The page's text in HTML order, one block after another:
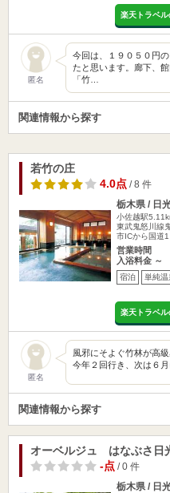
楽天トラベ
匿名
今回は、１９０５０円
たと思います。廊下、
「竹…
関連情報から探す
若竹の庄
4.0点/ 8 件
栃木県 / 日
小佐越駅
東武鬼怒川線
市ICから国道
営業時間
入浴料金 ～
宿泊 単純
楽天トラベ
匿名
風邪にそよぐ竹林が高
今年２回行き、次は６
関連情報から探す
オーベルジュ はなぶさ日
-点/ 0 件
栃木県 / 日